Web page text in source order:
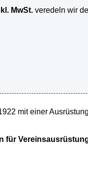
MwSt. veredeln wir
mit einer
für